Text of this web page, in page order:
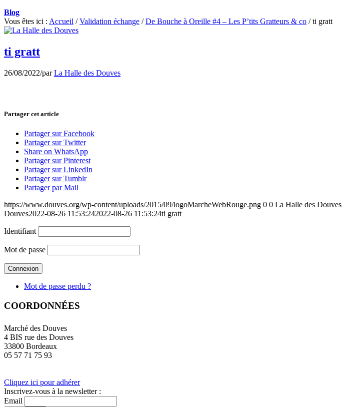
Blog
Vous êtes ici : Accueil / Validation échange / De Bouche à Oreille #4 – Les P’tits Gratteurs & co / ti gratt
ti gratt
26/08/2022/parLa Halle des Douves
Partager cet article
Partager sur Facebook
Partager sur Twitter
Share on WhatsApp
Partager sur Pinterest
Partager sur LinkedIn
Partager sur Tumblr
Partager par Mail
https://www.douves.org/wp-content/uploads/2015/09/logoMarcheWebRouge.png 0 0 La Halle des Douves
Douves2022-08-26 11:53:242022-08-26 11:53:24ti gratt
Identifiant
Mot de passe
Mot de passe perdu ?
COORDONNÉES
Marché des Douves
4 BIS rue des Douves
33800 Bordeaux
05 57 71 75 93
Cliquez ici pour adhérer
Inscrivez-vous à la newsletter :
Email